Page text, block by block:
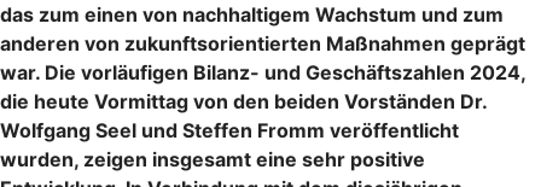
das zum einen von nachhaltigem Wachstum und zum
anderen von zukunftsorientierten Maßnahmen geprägt
war. Die vorläufigen Bilanz- und Geschäftszahlen 2024,
die heute Vormittag von den beiden Vorständen Dr.
Wolfgang Seel und Steffen Fromm veröffentlicht
wurden, zeigen insgesamt eine sehr positive